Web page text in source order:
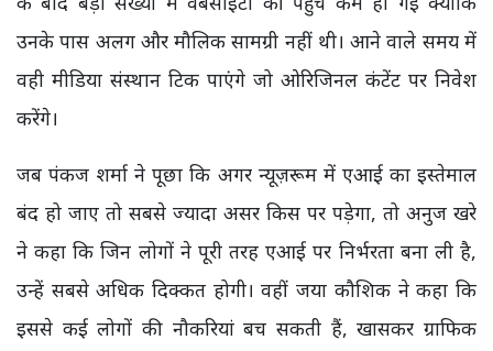
उनके पास अलग और मौलिक सामग्री नहीं थी। आने वाले समय में
वही मीडिया संस्थान टिक पाएंगे जो ओरिजिनल कंटेंट पर निवेश
करेंगे।
जब पंकज शर्मा ने पूछा कि अगर न्यूज़रूम में एआई का इस्तेमाल
बंद हो जाए तो सबसे ज्यादा असर किस पर पड़ेगा, तो अनुज खरे
ने कहा कि जिन लोगों ने पूरी तरह एआई पर निर्भरता बना ली है,
उन्हें सबसे अधिक दिक्कत होगी। वहीं जया कौशिक ने कहा कि
इससे कई लोगों की नौकरियां बच सकती हैं, खासकर ग्राफिक